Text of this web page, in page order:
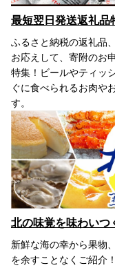
最短翌日発送返礼品
ふるさと納税の返礼品
お応えして、寄附のお
特集！ビールやティッ
ぐに食べられるお肉や
す。
北の味覚を味わい
新鮮な海の幸から果物
を余すことなくご紹介